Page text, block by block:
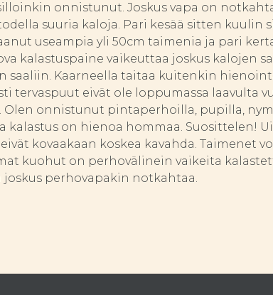
onnistunut. Joskus vapa on
suuria kaloja. Pari kesää sitten kuulin
useampia yli 50cm taimenia ja pari
kalastuspaine vaikeuttaa joskus kalojen
saaliin. Kaarneella taitaa kuitenkin
tervaspuut eivät ole loppumassa laavulta
onnistunut pintaperhoilla, pupilla,
kalastus on hienoa hommaa. Suosittelen!
kovaakaan koskea kavahda. Taimenet
kuohut on perhovälinein vaikeita
perhovapakin notkahtaa.